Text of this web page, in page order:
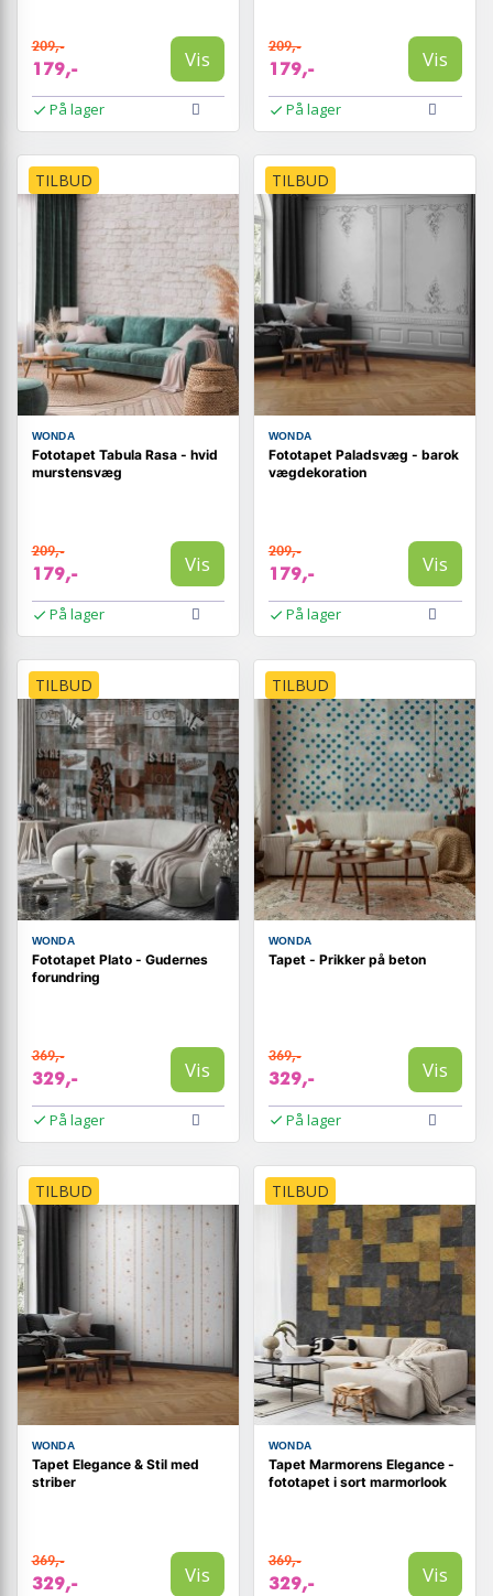
209,-
179,- Vis
På lager
209,-
179,- Vis
På lager
TILBUD
WONDA
Fototapet Tabula Rasa - hvid
murstensvæg
209,-
179,- Vis
På lager
TILBUD
WONDA
Fototapet Paladsvæg - barok
vægdekoration
209,-
179,- Vis
På lager
TILBUD
WONDA
Fototapet Plato - Gudernes
forundring
369,-
329,- Vis
På lager
TILBUD
WONDA
Tapet - Prikker på beton
369,-
329,- Vis
På lager
TILBUD
WONDA
Tapet Elegance & Stil med
striber
369,-
329,- Vis
TILBUD
WONDA
Tapet Marmorens Elegance -
fototapet i sort marmorlook
369,-
329,- Vis